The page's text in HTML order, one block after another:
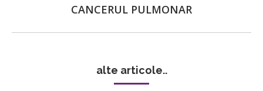
Next
CANCERUL PULMONAR
alte articole..